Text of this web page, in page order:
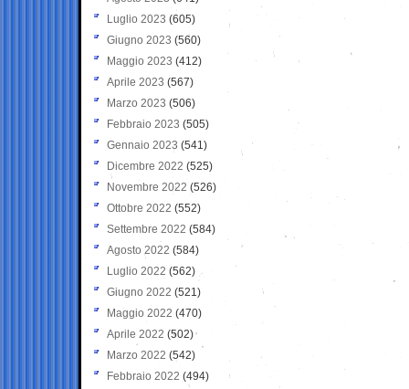
Luglio 2023 (605)
Giugno 2023 (560)
Maggio 2023 (412)
Aprile 2023 (567)
Marzo 2023 (506)
Febbraio 2023 (505)
Gennaio 2023 (541)
Dicembre 2022 (525)
Novembre 2022 (526)
Ottobre 2022 (552)
Settembre 2022 (584)
Agosto 2022 (584)
Luglio 2022 (562)
Giugno 2022 (521)
Maggio 2022 (470)
Aprile 2022 (502)
Marzo 2022 (542)
Febbraio 2022 (494)